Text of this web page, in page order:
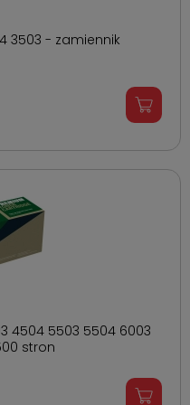
3503 - zamiennik
4504 5503 5504 6003
stron